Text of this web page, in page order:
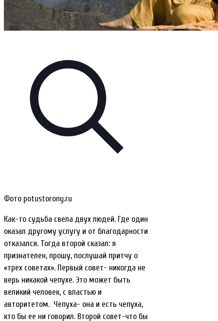
Фото potustorony.ru
Как-то судьба свела двух людей. Где один
оказал другому услугу и от благодарности
отказался. Тогда второй сказал: я
признателен, прошу, послушай притчу о
«трех советах». Первый совет- никогда не
верь никакой чепухе. Это может быть
великий человек, с властью и
авторитетом. Чепуха- она и есть чепуха,
кто бы ее ни говорил. Второй совет-что бы